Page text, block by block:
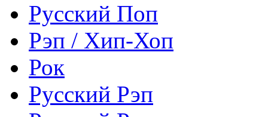
Русский Поп
Рэп / Хип-Хоп
Рок
Русский Рэп